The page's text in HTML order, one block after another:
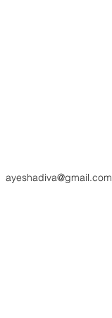
ayeshadiva@gmail.com